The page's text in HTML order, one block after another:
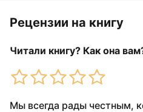
Рецензии на книгу
Читали книгу? Как она
Мы всегда рады честным,